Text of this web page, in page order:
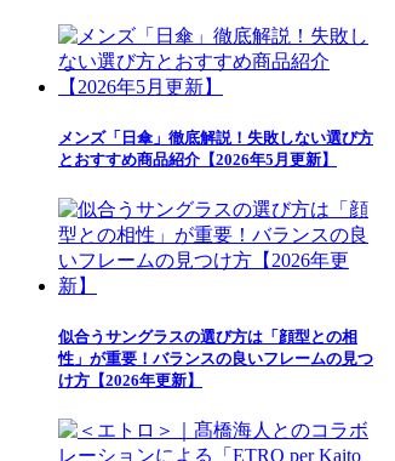
メンズ「日傘」徹底解説！失敗しない選び方
とおすすめ商品紹介【2026年5月更新】
似合うサングラスの選び方は「顔型との相
性」が重要！バランスの良いフレームの見つ
け方【2026年更新】